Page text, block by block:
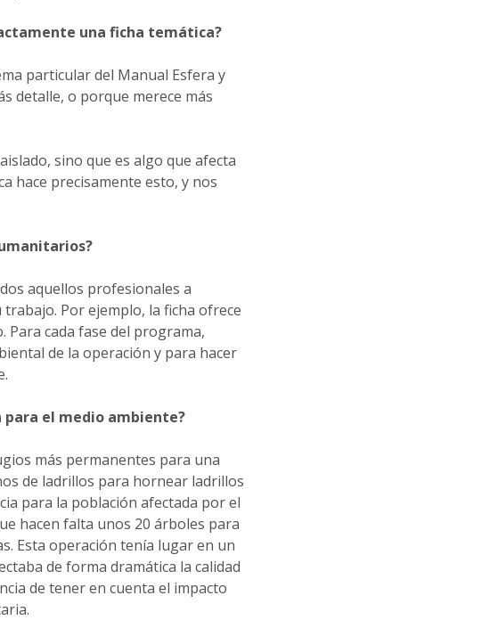
una ficha temática?
particular del Manual Esfera y
detalle, o porque merece más
sino que es algo que afecta
hace precisamente esto, y nos
aquellos profesionales a
Por ejemplo, la ficha ofrece
cada fase del programa,
de la operación y para hacer
para el medio ambiente?
más permanentes para una
de ladrillos para hornear ladrillos
para la población afectada por el
hacen falta unos 20 árboles para
Esta operación tenía lugar en un
de forma dramática la calidad
de tener en cuenta el impacto